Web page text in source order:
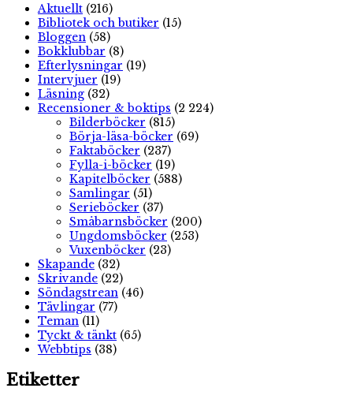
Aktuellt (216)
Bibliotek och butiker (15)
Bloggen (58)
Bokklubbar (8)
Efterlysningar (19)
Intervjuer (19)
Läsning (32)
Recensioner & boktips (2 224)
Bilderböcker (815)
Börja-läsa-böcker (69)
Faktaböcker (237)
Fylla-i-böcker (19)
Kapitelböcker (588)
Samlingar (51)
Serieböcker (37)
Småbarnsböcker (200)
Ungdomsböcker (253)
Vuxenböcker (23)
Skapande (32)
Skrivande (22)
Söndagstrean (46)
Tävlingar (77)
Teman (11)
Tyckt & tänkt (65)
Webbtips (38)
Etiketter